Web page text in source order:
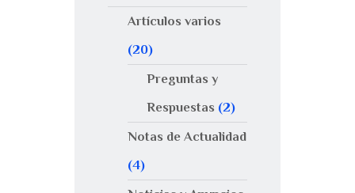
Artículos varios
(20)
Preguntas y
Respuestas (2)
Notas de Actualidad
(4)